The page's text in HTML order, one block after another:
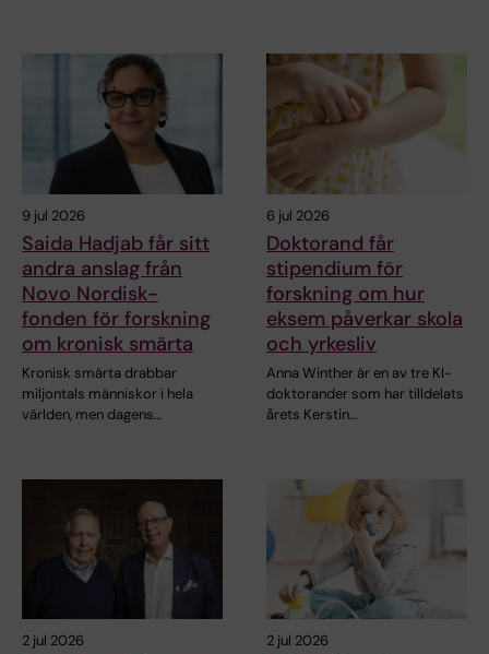
9 jul 2026
Saida Hadjab får sitt
andra anslag från
Novo Nordisk-
fonden för forskning
om kronisk smärta
Kronisk smärta drabbar
miljontals människor i hela
världen, men dagens…
6 jul 2026
Doktorand får
stipendium för
forskning om hur
eksem påverkar skola
och yrkesliv
Anna Winther är en av tre KI-
doktorander som har tilldelats
årets Kerstin…
2 jul 2026 2 jul 2026